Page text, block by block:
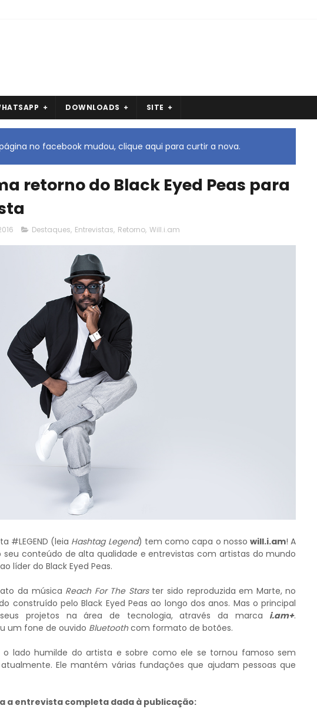
DOWNLOADS SITE
no facebook mudou, clique aqui para curtir a nova.
retorno do Black Eyed Peas para
Destaques, Entrevistas, Retorno, Will.i.am
#LEGEND (leia Hashtag Legend) tem como capa o nosso will.i.am! A
conteúdo de alta qualidade e entrevistas com artistas do mundo
líder do Black Eyed Peas.
da música Reach For The Starster sido reproduzida em Marte, no
construído pelo Black Eyed Peas ao longo dos anos. Mas o principal
projetos na área de tecnologia, através da marca i.am+.
um fone de ouvido Bluetoothcom formato de botões.
o lado humilde do artista e sobre como ele se tornou famoso sem
Ele mantém várias fundações que ajudam pessoas que
a entrevista completa dada à publicação: